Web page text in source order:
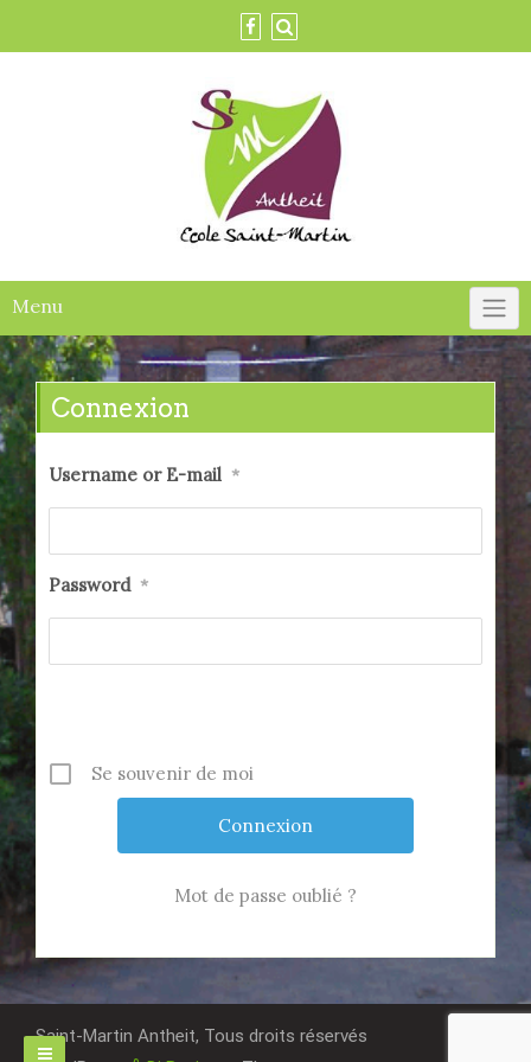
Menu
Connexion
Username or E-mail *
Password *
Se souvenir de moi
Mot de passe oublié ?
Saint-Martin Antheit, Tous droits réservés